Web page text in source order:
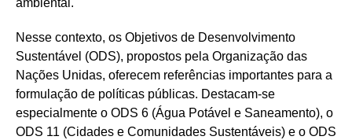
ambiental.
Nesse contexto, os Objetivos de Desenvolvimento
Sustentável (ODS), propostos pela Organização das
Nações Unidas, oferecem referências importantes para a
formulação de políticas públicas. Destacam-se
especialmente o ODS 6 (Água Potável e Saneamento), o
ODS 11 (Cidades e Comunidades Sustentáveis) e o ODS